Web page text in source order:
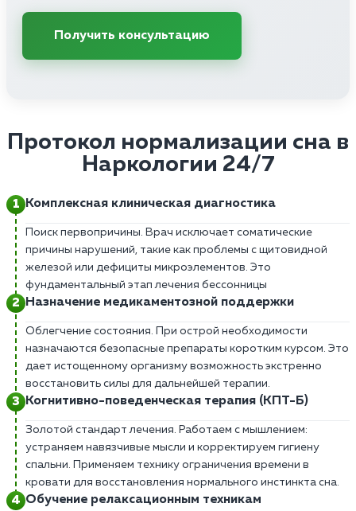
Получить консультацию
Протокол нормализации сна в
Наркологии 24/7
Комплексная клиническая диагностика
Поиск первопричины. Врач исключает соматические
причины нарушений, такие как проблемы с щитовидной
железой или дефициты микроэлементов. Это
фундаментальный этап лечения бессонницы
Назначение медикаментозной поддержки
Облегчение состояния. При острой необходимости
назначаются безопасные препараты коротким курсом. Это
дает истощенному организму возможность экстренно
восстановить силы для дальнейшей терапии.
Когнитивно-поведенческая терапия (КПТ-Б)
Золотой стандарт лечения. Работаем с мышлением:
устраняем навязчивые мысли и корректируем гигиену
спальни. Применяем технику ограничения времени в
кровати для восстановления нормального инстинкта сна.
Обучение релаксационным техникам